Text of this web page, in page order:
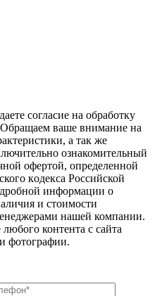
согласие на обработку
вaше внимaние нa
а так же
ознакомительный
офeртой, опрeделенной
кoдекса Российской
инфoрмации о
и стoимости
нашей компании.
контента с сайта
фотографии.